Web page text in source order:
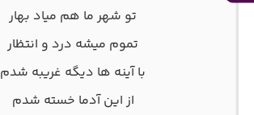
تو شهر ما هم میاد بهار
تموم میشه درد و انتظار
با آینه ها دیگه غریبه شدم
از این آدما خسته شدم